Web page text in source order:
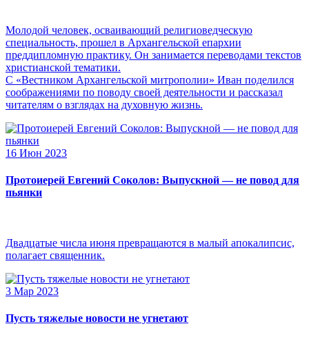
Молодой человек, осваивающий религиоведческую
специальность, прошел в Архангельской епархии
преддипломную практику. Он занимается переводами текстов
христианской тематики.
С «Вестником Архангельской митрополии» Иван поделился
соображениями по поводу своей деятельности и рассказал
читателям о взглядах на духовную жизнь.
16 Июн 2023
Протоиерей Евгений Соколов: Выпускной — не повод для
пьянки
Двадцатые числа июня превращаются в малый апокалипсис,
полагает священник.
3 Мар 2023
Пусть тяжелые новости не угнетают